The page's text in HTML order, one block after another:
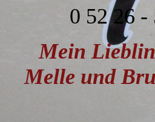
0 52 26 -
Mein
Melle und